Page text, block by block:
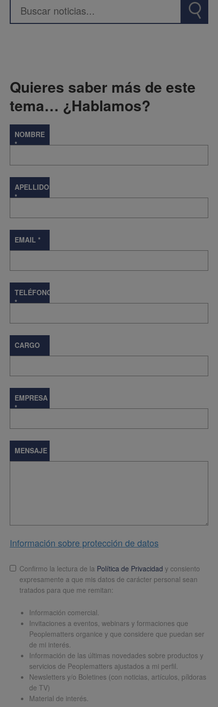
Quieres saber más de este
tema… ¿Hablamos?
NOMBRE
*
APELLIDOS
*
EMAIL *
TELÉFONO
*
CARGO
EMPRESA
*
MENSAJE
Información sobre protección de datos
LopdConfirmo la lectura de la Política de Privacidad y consiento
expresamente a que mis datos de carácter personal sean
tratados para que me remitan:
Información comercial.
Invitaciones a eventos, webinars y formaciones que
Peoplematters organice y que considere que puedan ser
de mi interés.
Información de las últimas novedades sobre productos y
servicios de Peoplematters ajustados a mi perfil.
Newsletters y/o Boletines (con noticias, artículos, píldoras
de TV)
Material de interés.